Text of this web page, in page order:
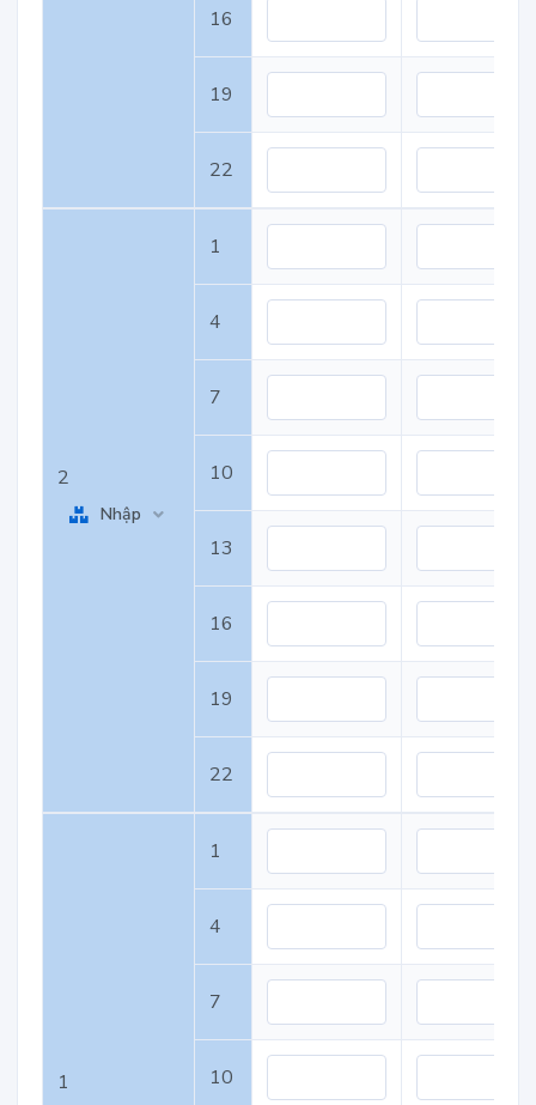
16
19
22
2
Nhập
1
4
7
10
13
16
19
22
1
1
4
7
10